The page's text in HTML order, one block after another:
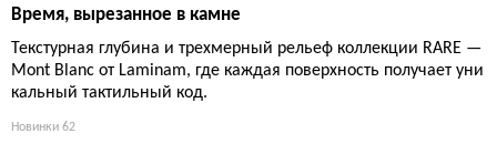
Время, вырезанное в камне
Текстурная глубина и трехмерный рельеф коллекции RARE —
Mont Blanc от Laminam, где каждая поверхность получает уни
кальный тактильный код.
Новинки 62